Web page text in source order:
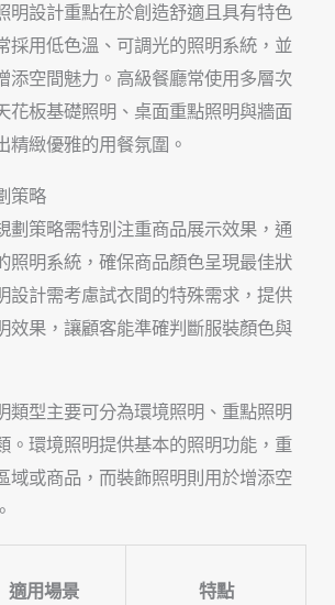
明設計重點在於創造舒適且具有特色
採用低色溫、可調光的照明系統，並
添空間魅力。高級餐廳常使用多層次
花板基礎照明、桌面重點照明與牆面
精緻優雅的用餐氛圍。
策略
劃策略需特別注重商品展示效果，通
照明系統，確保商品顏色呈現最佳狀
設計需考慮試衣間的特殊需求，提供
效果，讓顧客能準確判斷服裝顏色與
類型主要可分為環境照明、重點照明
。環境照明提供基本的照明功能，重
域或商品，而裝飾照明則用於增添空
適用場景 特點